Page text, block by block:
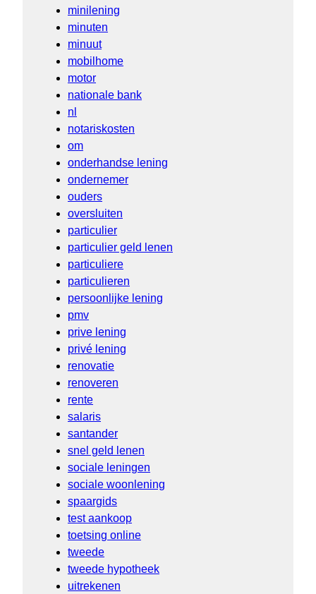
minilening
minuten
minuut
mobilhome
motor
nationale bank
nl
notariskosten
om
onderhandse lening
ondernemer
ouders
oversluiten
particulier
particulier geld lenen
particuliere
particulieren
persoonlijke lening
pmv
prive lening
privé lening
renovatie
renoveren
rente
salaris
santander
snel geld lenen
sociale leningen
sociale woonlening
spaargids
test aankoop
toetsing online
tweede
tweede hypotheek
uitrekenen